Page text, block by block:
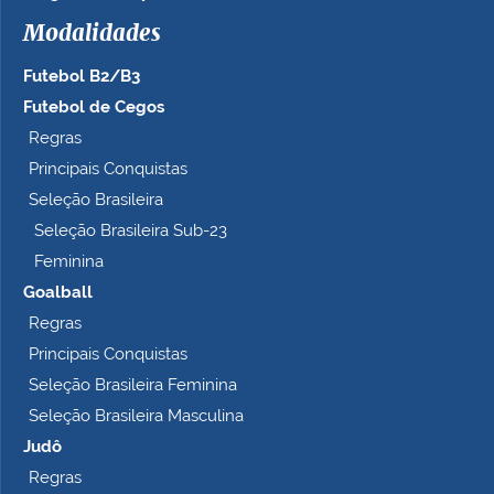
o
o
m
e
t
Modalidades
Futebol B2/B3
Futebol de Cegos
Regras
Principais Conquistas
Seleção Brasileira
Seleção Brasileira Sub-23
Feminina
Goalball
Regras
Principais Conquistas
Seleção Brasileira Feminina
Seleção Brasileira Masculina
Judô
Regras